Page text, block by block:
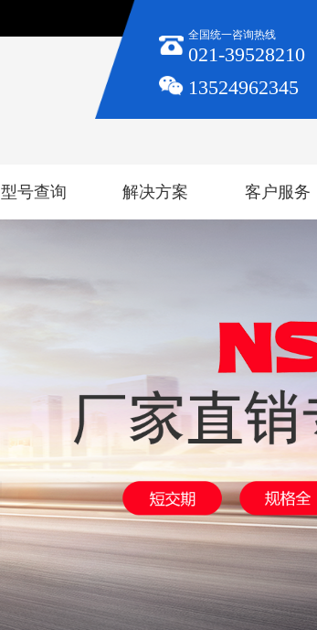
全国统一咨询热线
021-39528210
13524962345
型号查询 解决方案 客户服务